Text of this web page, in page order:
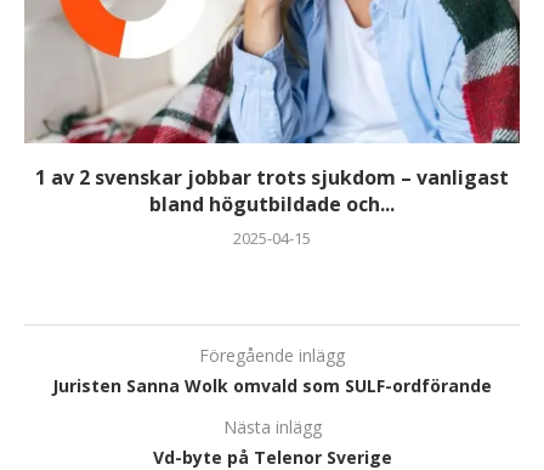
1 av 2 svenskar jobbar trots sjukdom – vanligast
bland högutbildade och...
2025-04-15
Föregående inlägg
Juristen Sanna Wolk omvald som SULF-ordförande
Nästa inlägg
Vd-byte på Telenor Sverige